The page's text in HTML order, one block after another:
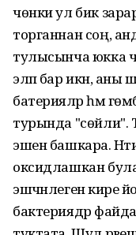
чөнки ул бик
торганнан соң,
тулысынча юкка
элпә бар икән, аны
батерияләр һәм
турында "сөйли".
эшен башкара.
оксидлашкан
эшчәнлегенә кире
бактериядәр